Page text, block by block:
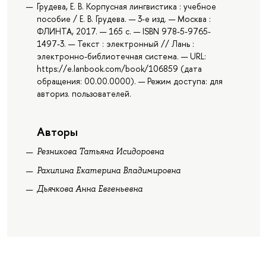
Грудева, Е. В. Корпусная лингвистика : учебное
пособие / Е. В. Грудева. — 3-е изд. — Москва :
ФЛИНТА, 2017. — 165 с. — ISBN 978-5-9765-
1497-3. — Текст : электронный // Лань :
электронно-библиотечная система. — URL:
https://e.lanbook.com/book/106859 (дата
обращения: 00.00.0000). — Режим доступа: для
авториз. пользователей.
Авторы
Резникова Татьяна Исидоровна
Рахилина Екатерина Владимировна
Дьячкова Анна Евгеньевна